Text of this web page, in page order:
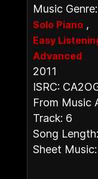
Music Genre:
Solo Piano ,
Easy
Advanced
2011
ISRC:
From Music
Track: 6
Song
Sheet